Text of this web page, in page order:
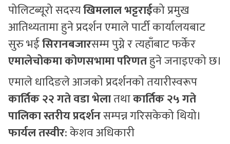
पोलिटब्यूरो सदस्यखिमलाल भट्टराईको प्रमुख
आतिथ्यतामा हुने प्रदर्शन एमाले पार्टी कार्यालयबाट
सुरु भईसिरानबजारसम्म पुग्ने र त्यहाँबाट फर्केर
एमालेचोकमा कोणसभामा परिणतहुने जनाइएको छ।
एमाले धादिङले आजको प्रदर्शनको तयारीस्वरूप
कार्तिक २२ गते वडा भेलातथाकार्तिक २५ गते
पालिका स्तरीय प्रदर्शनसम्पन्न गरिसकेको थियो।
फार्यल तस्वीर: केशव अधिकारी